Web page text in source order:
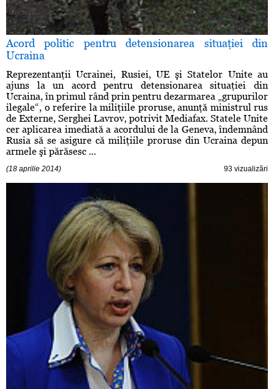
Acord politic pentru detensionarea situaţiei din
Ucraina
Reprezentanţii Ucrainei, Rusiei, UE şi Statelor Unite au
ajuns la un acord pentru detensionarea situaţiei din
Ucraina, în primul rând prin pentru dezarmarea „grupurilor
ilegale“, o referire la miliţiile proruse, anunţă ministrul rus
de Externe, Serghei Lavrov, potrivit Mediafax. Statele Unite
cer aplicarea imediată a acordului de la Geneva, îndemnând
Rusia să se asigure că miliţiile proruse din Ucraina depun
armele şi părăsesc ...
(18 aprilie 2014) 93 vizualizări